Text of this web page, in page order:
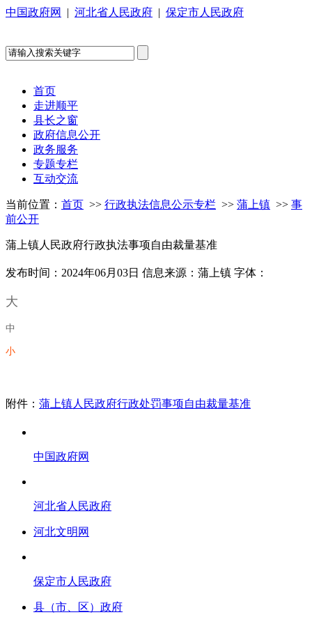
中国政府网 | 河北省人民政府 | 保定市人民政府
首页
走进顺平
县长之窗
政府信息公开
政务服务
专题专栏
互动交流
当前位置： 首页 >> 行政执法信息公示专栏 >> 蒲上镇 >> 事
前公开
蒲上镇人民政府行政执法事项自由裁量基准
发布时间：2024年06月03日 信息来源：蒲上镇 字体：
大
中
小
附件： 蒲上镇人民政府行政处罚事项自由裁量基准
中国政府网
河北省人民政府
河北文明网
保定市人民政府
县（市、区）政府